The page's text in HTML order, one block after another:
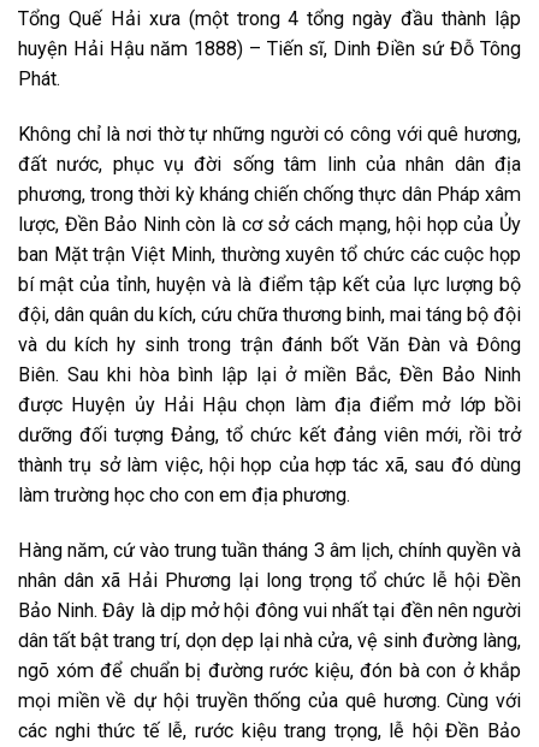
Tổng Quế Hải xưa (một trong 4 tổng ngày đầu thành lập
huyện Hải Hậu năm 1888) – Tiến sĩ, Dinh Điền sứ Đỗ Tông
Phát.
Không chỉ là nơi thờ tự những người có công với quê hương,
đất nước, phục vụ đời sống tâm linh của nhân dân địa
phương, trong thời kỳ kháng chiến chống thực dân Pháp xâm
lược, Đền Bảo Ninh còn là cơ sở cách mạng, hội họp của Ủy
ban Mặt trận Việt Minh, thường xuyên tổ chức các cuộc họp
bí mật của tỉnh, huyện và là điểm tập kết của lực lượng bộ
đội, dân quân du kích, cứu chữa thương binh, mai táng bộ đội
và du kích hy sinh trong trận đánh bốt Văn Đàn và Đông
Biên. Sau khi hòa bình lập lại ở miền Bắc, Đền Bảo Ninh
được Huyện ủy Hải Hậu chọn làm địa điểm mở lớp bồi
dưỡng đối tượng Đảng, tổ chức kết đảng viên mới, rồi trở
thành trụ sở làm việc, hội họp của hợp tác xã, sau đó dùng
làm trường học cho con em địa phương.
Hàng năm, cứ vào trung tuần tháng 3 âm lịch, chính quyền và
nhân dân xã Hải Phương lại long trọng tổ chức lễ hội Đền
Bảo Ninh. Đây là dịp mở hội đông vui nhất tại đền nên người
dân tất bật trang trí, dọn dẹp lại nhà cửa, vệ sinh đường làng,
ngõ xóm để chuẩn bị đường rước kiệu, đón bà con ở khắp
mọi miền về dự hội truyền thống của quê hương. Cùng với
các nghi thức tế lễ, rước kiệu trang trọng, lễ hội Đền Bảo